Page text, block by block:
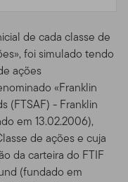
de cada classe de
foi simulado tendo
ações
«Franklin
(FTSAF) - Franklin
em 13.02.2006),
de ações e cuja
da carteira do FTIF
(fundado em
servidor da
conectada a um
não pode usar o
com o uso
site deve ser
de web, com
ou mais, como